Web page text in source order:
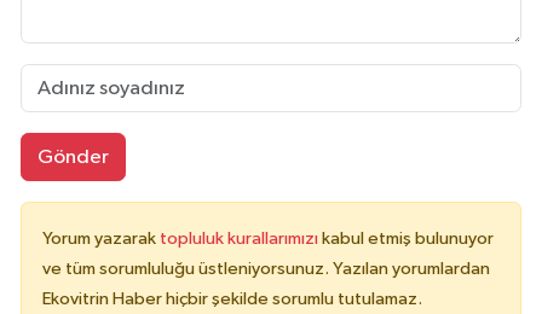
Gönder
Yorum yazarak topluluk kurallarımızı kabul etmiş bulunuyor
ve tüm sorumluluğu üstleniyorsunuz. Yazılan yorumlardan
Ekovitrin Haber hiçbir şekilde sorumlu tutulamaz.